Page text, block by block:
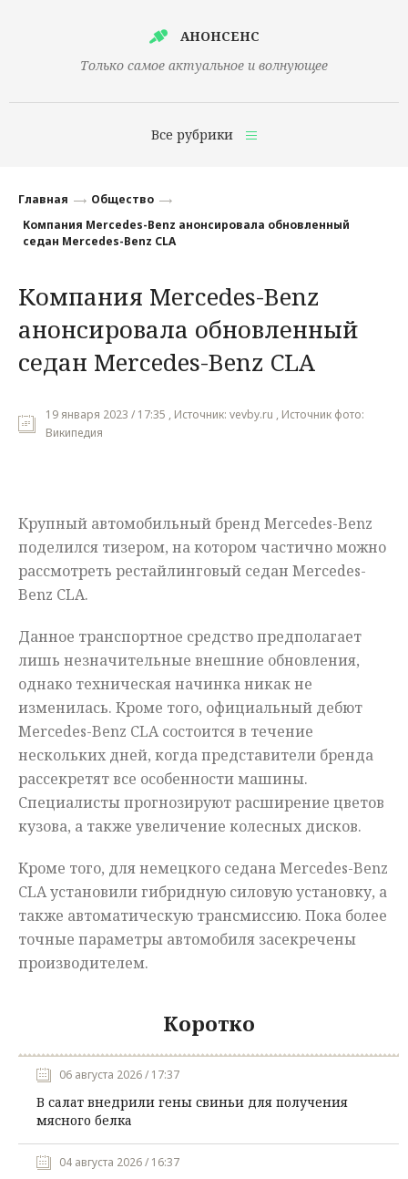
АНОНСЕНС
Только самое актуальное и волнующее
Все рубрики
Финансы
Наука
Культура
Общество
Мнения
Главная
Общество
Компания Mercedes-Benz анонсировала обновленный
седан Mercedes-Benz CLA
Компания Mercedes-Benz
анонсировала обновленный
седан Mercedes-Benz CLA
19 января 2023 / 17:35 , Источник: vevby.ru , Источник фото:
Википедия
Крупный автомобильный бренд Mercedes-Benz
поделился тизером, на котором частично можно
рассмотреть рестайлинговый седан Mercedes-
Benz CLA.
Данное транспортное средство предполагает
лишь незначительные внешние обновления,
однако техническая начинка никак не
изменилась. Кроме того, официальный дебют
Mercedes-Benz CLA состоится в течение
нескольких дней, когда представители бренда
рассекретят все особенности машины.
Специалисты прогнозируют расширение цветов
кузова, а также увеличение колесных дисков.
Кроме того, для немецкого седана Mercedes-Benz
CLA установили гибридную силовую установку, а
также автоматическую трансмиссию. Пока более
точные параметры автомобиля засекречены
производителем.
Коротко
06 августа 2026 / 17:37
В салат внедрили гены свиньи для получения
мясного белка
04 августа 2026 / 16:37